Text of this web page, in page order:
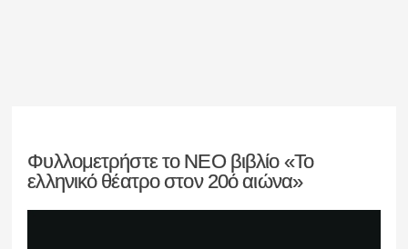
Φυλλομετρήστε το ΝΕΟ βιβλίο «Το
ελληνικό θέατρο στον 20ό αιώνα»